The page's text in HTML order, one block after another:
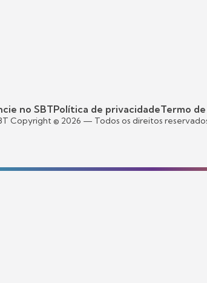
no SBTPolítica de privacidadeTermo de
Copyright © 2026 — Todos os direitos